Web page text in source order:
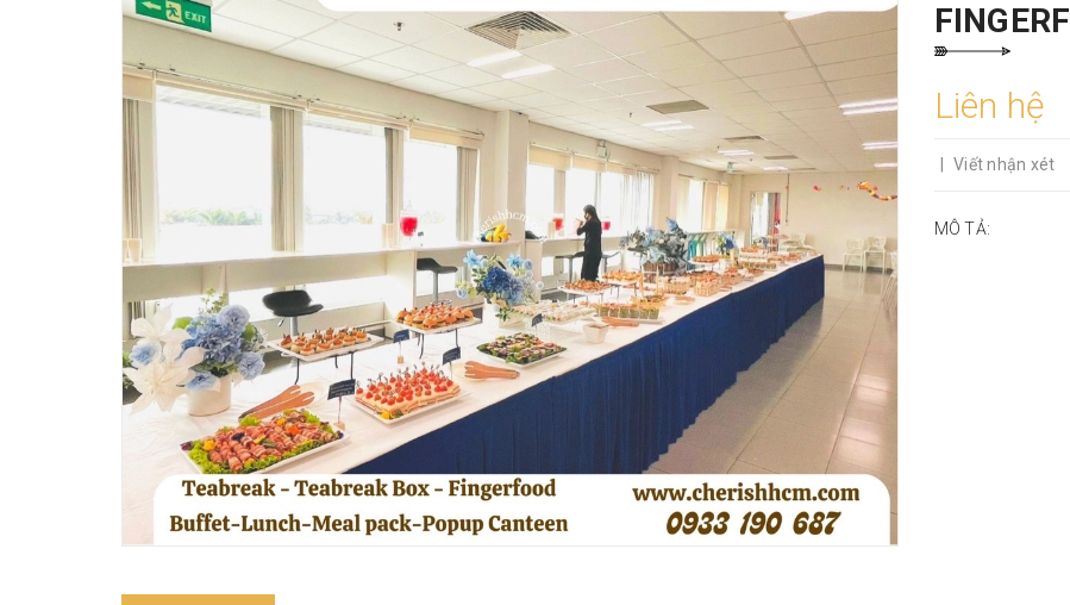
Liên hệ
Viết nhận xét
MÔ TẢ: